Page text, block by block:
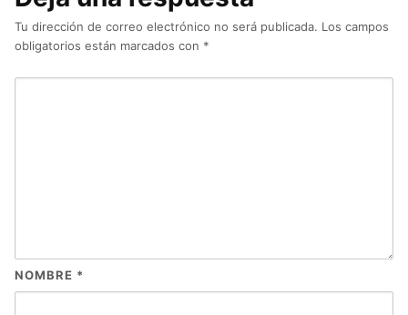
Tu dirección de correo electrónico no será publicada. Los campos
obligatorios están marcados con *
NOMBRE *